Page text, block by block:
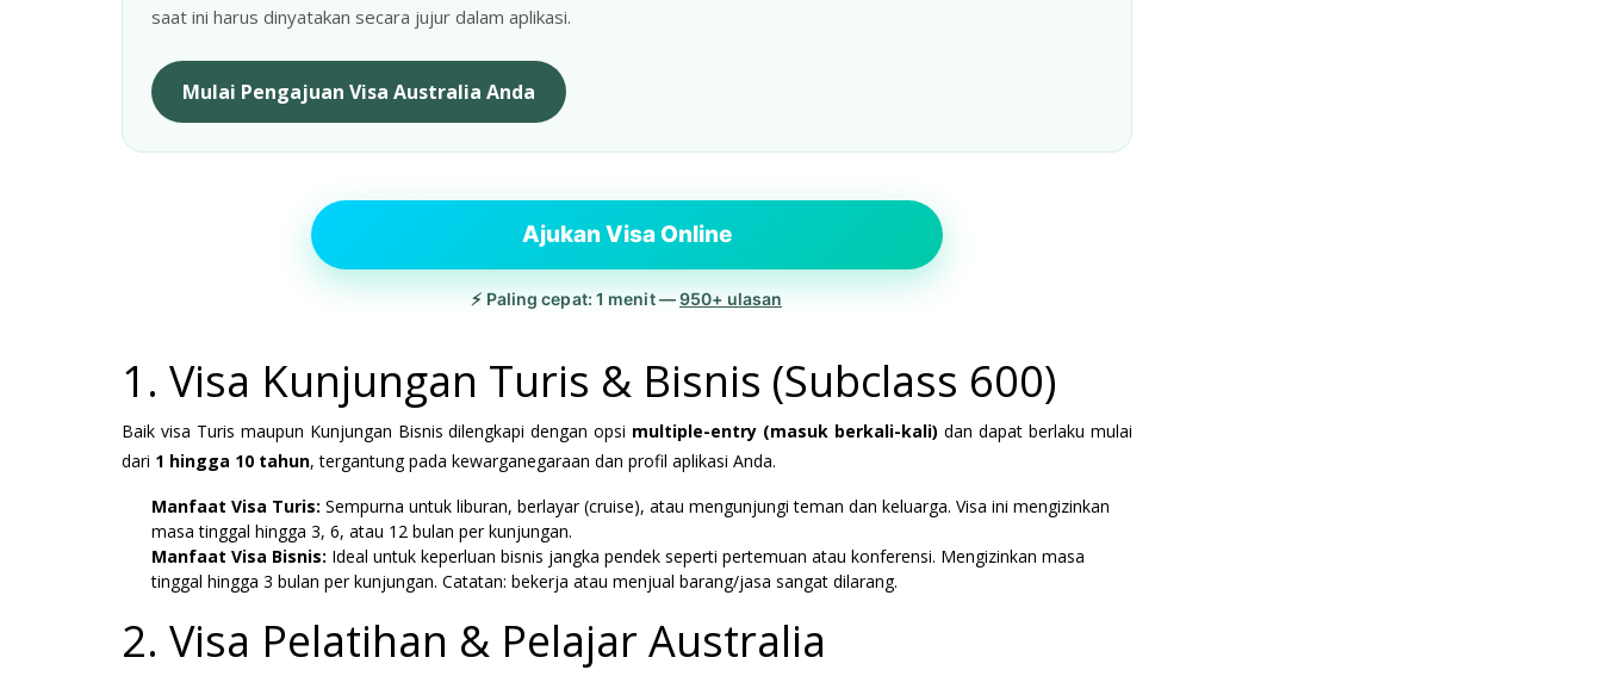
saat ini harus dinyatakan secara jujur dalam aplikasi.
Mulai Pengajuan Visa Australia Anda
Ajukan Visa Online
⚡ Paling cepat: 1 menit —950+ ulasan
1. Visa Kunjungan Turis & Bisnis (Subclass 600)
Baik visa Turis maupun Kunjungan Bisnis dilengkapi dengan opsi multiple-entry (masuk berkali-kali) dan dapat berlaku mulai
dari 1 hingga 10 tahun, tergantung pada kewarganegaraan dan profil aplikasi Anda.
Manfaat Visa Turis: Sempurna untuk liburan, berlayar (cruise), atau mengunjungi teman dan keluarga. Visa ini mengizinkan
masa tinggal hingga 3, 6, atau 12 bulan per kunjungan.
Manfaat Visa Bisnis: Ideal untuk keperluan bisnis jangka pendek seperti pertemuan atau konferensi. Mengizinkan masa
tinggal hingga 3 bulan per kunjungan. Catatan: bekerja atau menjual barang/jasa sangat dilarang.
2. Visa Pelatihan & Pelajar Australia